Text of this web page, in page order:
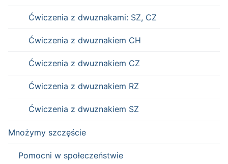
Ćwiczenia z dwuznakami: SZ, CZ
Ćwiczenia z dwuznakiem CH
Ćwiczenia z dwuznakiem CZ
Ćwiczenia z dwuznakiem RZ
Ćwiczenia z dwuznakiem SZ
Mnożymy szczęście
Pomocni w społeczeństwie